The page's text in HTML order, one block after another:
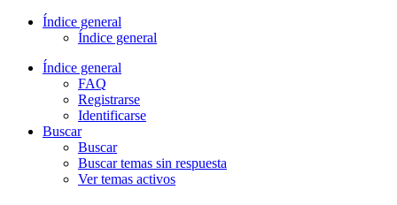
Índice general
Índice general
Índice general
FAQ
Registrarse
Identificarse
Buscar
Buscar
Buscar temas sin respuesta
Ver temas activos